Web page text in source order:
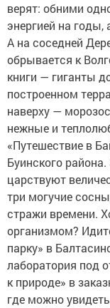
верят: обними
энергией на годы,
А на соседней
обрывается к
книги — гиганты
построенном
наверху —
нежные и
«Путешествие в
Буинского
царствуют
три могучие
стражи времени.
организмом?
парку» в
лаборатория под
к природе» в
где можно